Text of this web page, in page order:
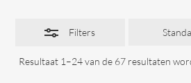
Filters
Resultaat 1–24 van de 67 resultaten